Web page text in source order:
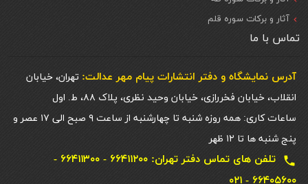
آثار و برکات سوره قلم
تماس با ما
آدرس نمایشگاه و دفتر انتشارات پيام مهر عدالت: تهران، خیابان
انقلاب، خیابان فخررازی، خیابان وحید نظری، پلاک ۸۸، ط. اول
ساعات کاری: همه روزه شنبه تا چهارشنبه از ساعت ۹ صبح الی ۱۷ عصر و
پنج شنبه ها تا ۱۲ ظهر
local_phone
تلفن های تماس دفتر تهران: ۶۶۴۱۱۲۰۰ - ۶۶۴۱۱۳۰۰ -
۶۶۴۰۵۶۰۰ - ۰۲۱